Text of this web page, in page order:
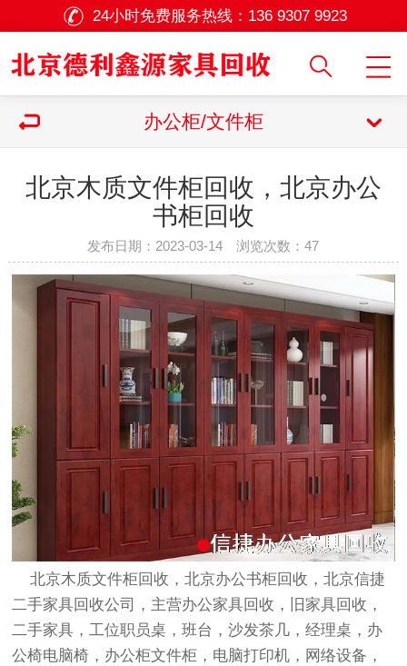
24小时免费服务热线： 136 9307 9923
办公柜/文件柜
北京木质文件柜回收，北京办公
书柜回收
发布日期：2023-03-14 浏览次数：47
北京木质文件柜回收 ，北京办公书柜回收，北京信捷
二手家具回收公司，主营办公家具回收 ，旧 家具回收 ，
二手家具，工位职员桌，班台，沙发茶几，经理桌，办
公椅电脑椅，办公柜文件柜，电脑打印机，网络设备，